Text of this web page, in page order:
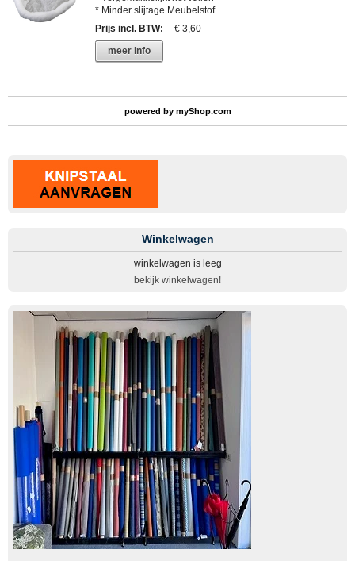
* Minder slijtage Meubelstof
Prijs incl. BTW:
€ 3,60
meer info
powered by myShop.com
Winkelwagen
winkelwagen is leeg
bekijk winkelwagen!